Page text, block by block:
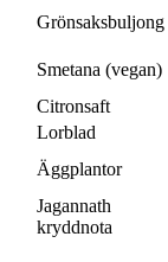
Grönsaksbuljong
Smetana (vegan)
Citronsaft
Lorblad
Äggplantor
Jagannath
kryddnota